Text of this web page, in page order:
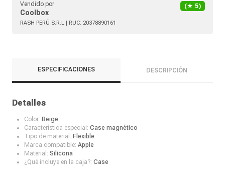
Vendido por
Coolbox
(★ 5)
RASH PERÚ S.R.L | RUC: 20378890161
ESPECIFICACIONES DESCRIPCIÓN
Detalles
Color: Beige
Característica especial: Case magnético
Tipo de material: Flexible
Marca compatible: Apple
Material: Silicona
¿Qué incluye en la caja?: Case